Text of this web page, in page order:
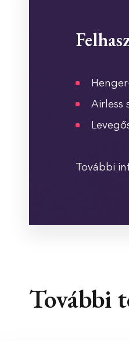
Airless
További
További